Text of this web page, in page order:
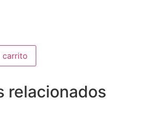
carrito
relacionados